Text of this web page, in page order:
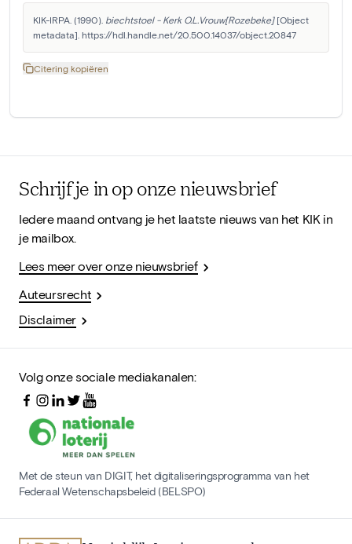
KIK-IRPA. (1990). biechtstoel - Kerk O.L.Vrouw[Rozebeke] [Object
metadata]. https://hdl.handle.net/20.500.14037/object.20847
Citering kopiëren
Schrijf je in op onze nieuwsbrief
Iedere maand ontvang je het laatste nieuws van het KIK in
je mailbox.
Lees meer over onze nieuwsbrief
Auteursrecht
Disclaimer
Volg onze sociale mediakanalen:
Met de steun van DIGIT, het digitaliseringsprogramma van het
Federaal Wetenschapsbeleid (BELSPO)